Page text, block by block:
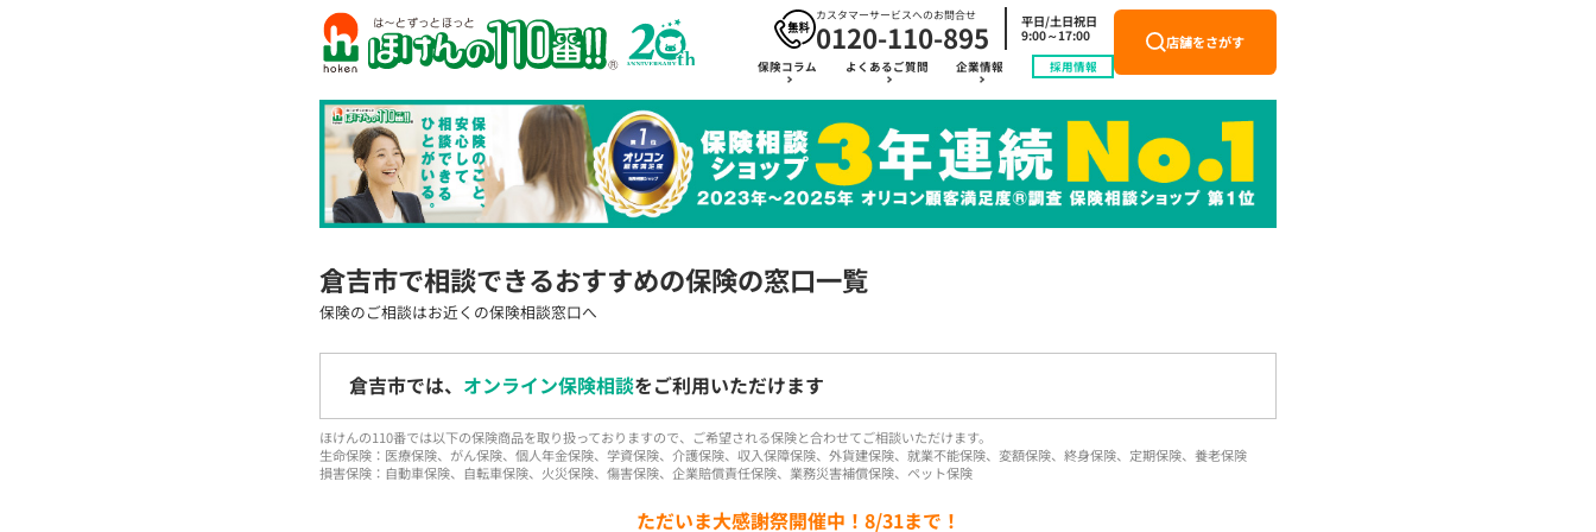
カスタマーサービスへのお問合せ
0120-110-895
平日/土日祝日
9:00～17:00
保険コラム よくあるご質問 企業情報 採用情報
店舗をさがす
倉吉市で相談できるおすすめの保険の窓口一覧
保険のご相談はお近くの保険相談窓口へ
倉吉市では、 オンライン保険相談をご利用いただけます
ほけんの110番では以下の保険商品を取り扱っておりますので、ご希望される保険と合わせてご相談いただけます。
生命保険：医療保険、がん保険、個人年金保険、学資保険、介護保険、収入保障保険、外貨建保険、就業不能保険、変額保険、終身保険、定期保険、養老保険
損害保険：自動車保険、自転車保険、火災保険、傷害保険、企業賠償責任保険、業務災害補償保険、ペット保険
ただいま大感謝祭開催中！8/31まで！